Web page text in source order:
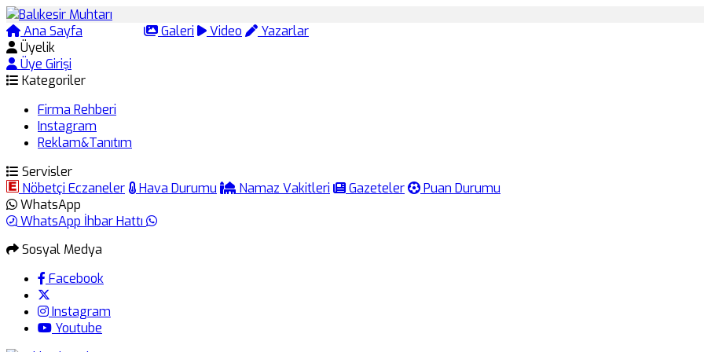
Ana Sayfa Galeri Video
Yazarlar
Üyelik
Üye Girişi
Kategoriler
Firma Rehberi
Instagram
Reklam&Tanıtım
Servisler
Nöbetçi Eczaneler
Hava Durumu Namaz Vakitleri Gazeteler
Puan Durumu
WhatsApp
WhatsApp İhbar Hattı
Sosyal Medya
Facebook
Instagram
Youtube